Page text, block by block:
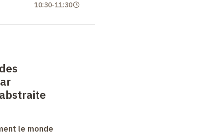
10:30-11:30
le monde